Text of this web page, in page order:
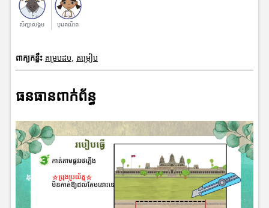
សិក្សាសង្គម បុរេគណិត
ពាក្យកន្លឹះ គម្របដប, តម្រៀប
ធនធានពាក់ព័ន្ធ